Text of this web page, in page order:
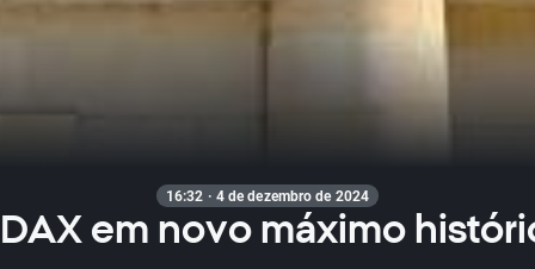
16:32 · 4 de dezembro de 2024
em novo máximo